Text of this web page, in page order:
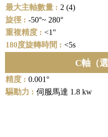
2 (4)
-50°~ 280°
<1"
<5s
C軸（選
0.001°
伺服馬達 1.8 kw